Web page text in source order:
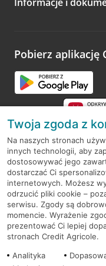
Zachęcamy do
opinie.
Pobierz aplikację
RODO
Regulamin serwisu
Mapa serwisu
PolitykaCookies
Twoja zgoda z
Na naszych stronach
innych technologii, aby
dostosowywać jego
dostarczać Ci
internetowych. Możesz
odrzucić pliki cookie –
serwisu. Zgody są
momencie. Wyrażenie
prezentować Ci lepiej
stronach Credit Agricole.
Analityka